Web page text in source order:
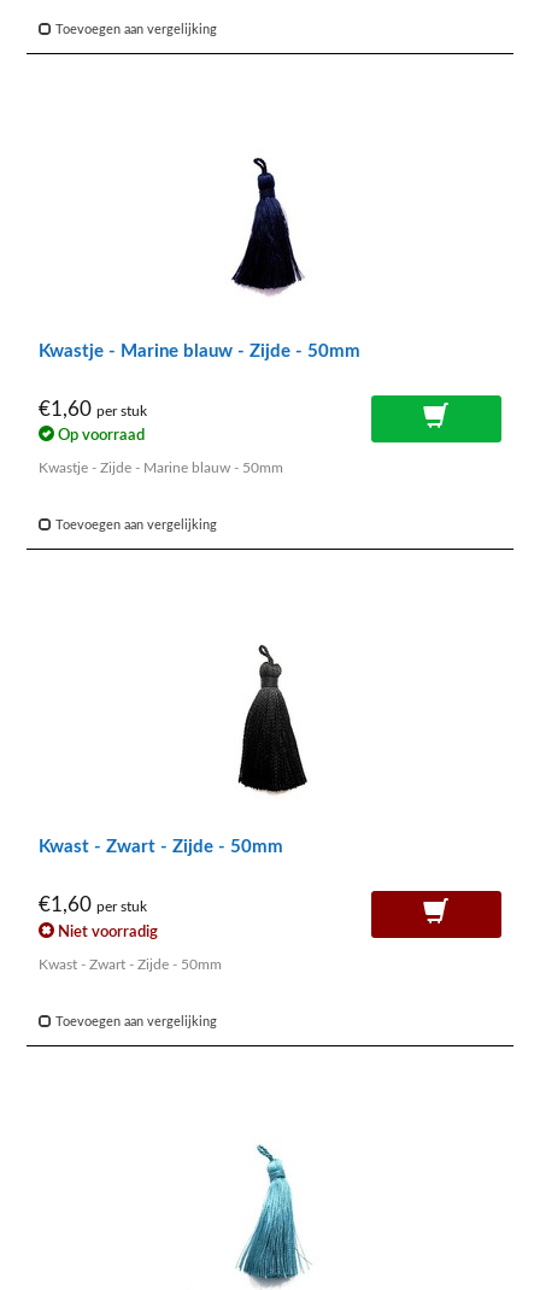
Toevoegen aan vergelijking
Kwastje - Marine blauw - Zijde - 50mm
€1,60 per stuk
Op voorraad
Kwastje - Zijde - Marine blauw - 50mm
Toevoegen aan vergelijking
Kwast - Zwart - Zijde - 50mm
€1,60 per stuk
Niet voorradig
Kwast - Zwart - Zijde - 50mm
Toevoegen aan vergelijking